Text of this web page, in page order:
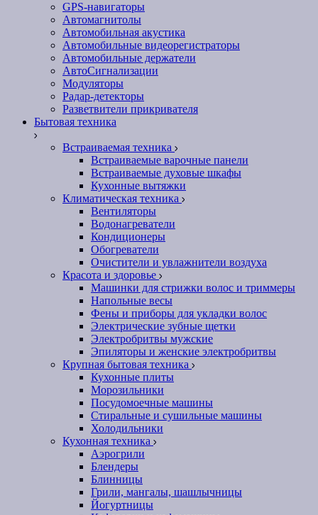
GPS-навигаторы
Автомагнитолы
Автомобильная акустика
Автомобильные видеорегистраторы
Автомобильные держатели
АвтоСигнализации
Модуляторы
Радар-детекторы
Разветвители прикривателя
Бытовая техника
Встраиваемая техника
Встраиваемые варочные панели
Встраиваемые духовые шкафы
Кухонные вытяжки
Климатическая техника
Вентиляторы
Водонагреватели
Кондиционеры
Обогреватели
Очистители и увлажнители воздуха
Красота и здоровье
Машинки для стрижки волос и триммеры
Напольные весы
Фены и приборы для укладки волос
Электрические зубные щетки
Электробритвы мужские
Эпиляторы и женские электробритвы
Крупная бытовая техника
Кухонные плиты
Морозильники
Посудомоечные машины
Стиральные и сушильные машины
Холодильники
Кухонная техника
Аэрогрили
Блендеры
Блинницы
Грили, мангалы, шашлычницы
Йогуртницы